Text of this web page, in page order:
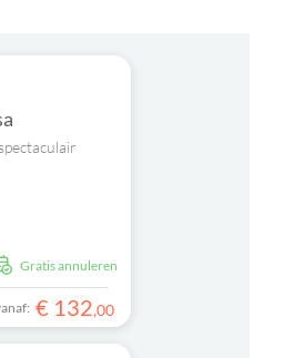
Gratis annuleren
€ 132,00